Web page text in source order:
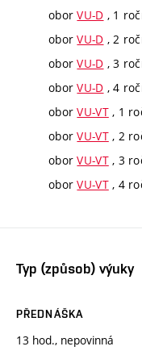
oborVU-D , 1
oborVU-D , 2
oborVU-D , 3
oborVU-D , 4
oborVU-VT, 1
oborVU-VT, 2
oborVU-VT, 3
oborVU-VT, 4
Typ (způsob) výuky
PŘEDNÁŠKA
13 hod., nepovinná